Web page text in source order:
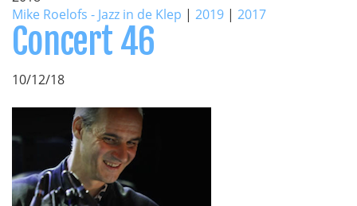
Mike Roelofs - Jazz in de Klep | 2019 | 2017
Concert 46
10/12/18